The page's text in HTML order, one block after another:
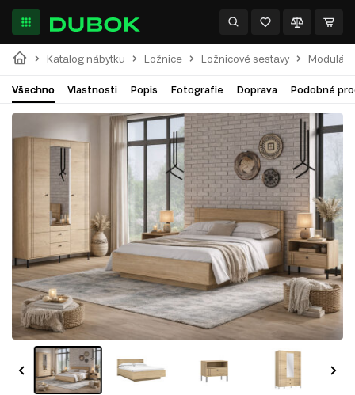
Katalog nábytku Ložnice Ložnicové sestavy
Všechno Vlastnosti Popis Fotografie Doprava Podobné